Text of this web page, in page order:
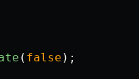
( false );